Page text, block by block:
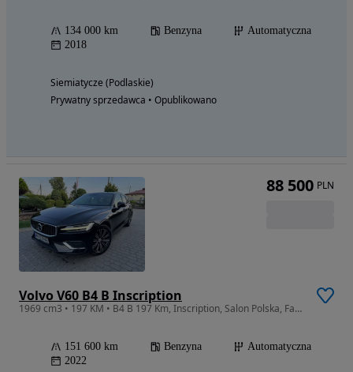
134 000 km Benzyna
Automatyczna
2018
Siemiatycze (Podlaskie)
Prywatny sprzedawca • Opublikowano
Volvo V60 B4 B Inscription
1969 cm3 • 197 KM • B4 B 197 Km, Inscription, Salon Polska, Faktura VAT23%
151 600 km Benzyna
Automatyczna
2022
88 500 PLN